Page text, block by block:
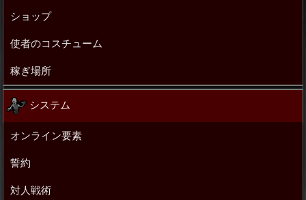
ショップ
使者のコスチューム
稼ぎ場所
システム
オンライン要素
誓約
対人戦術